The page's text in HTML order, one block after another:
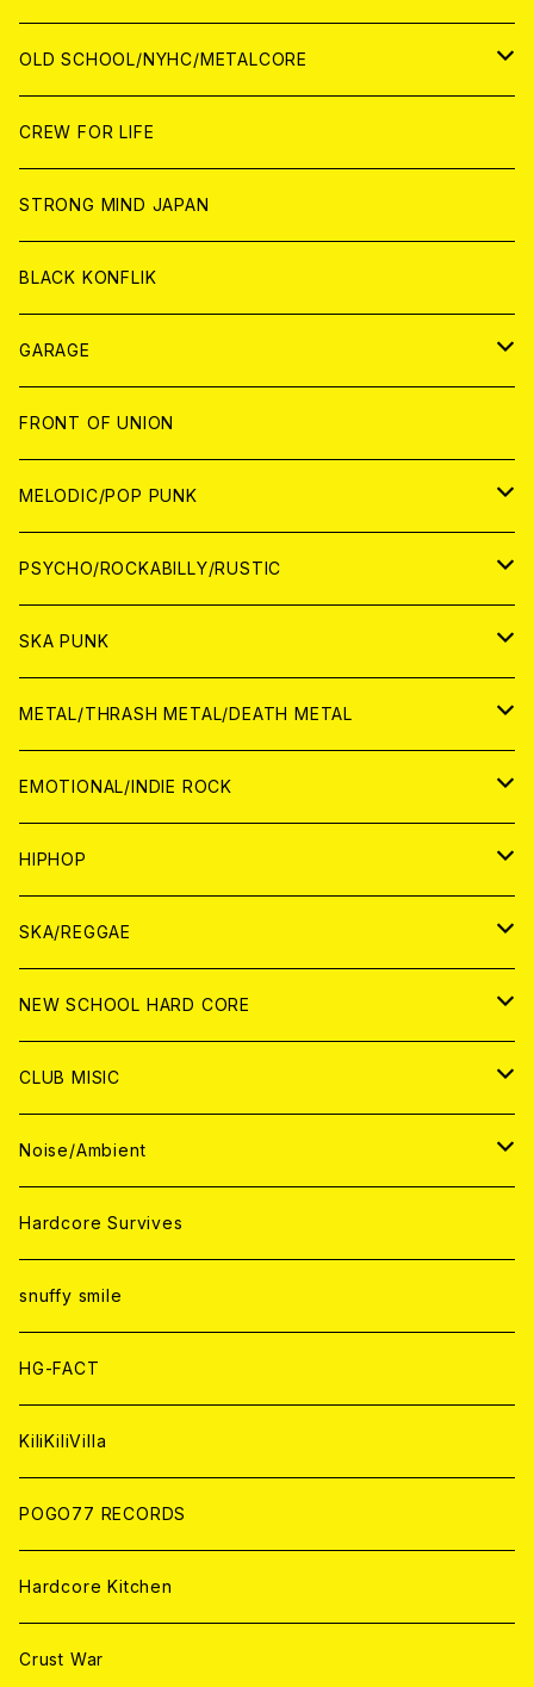
ANALOG
ANALOG
CD
ANALOG
CD
ANALOG
WORLD
CD
ANALOG
JAPAN
CD
ANALOG
WORLD
CD
ANALOG
OLD SCHOOL/NYHC/METALCORE
JAPAN
CD
ANALOG
WORLD
CD
ANALOG
CREW FOR LIFE
STRONG MIND JAPAN
BLACK KONFLIK
GARAGE
JAPAN
アナログ
CD
WORLD
アナログ
CD
FRONT OF UNION
MELODIC/POP PUNK
JAPAN
CD
ANALOG
WORLD
CD
ANALOG
PSYCHO/ROCKABILLY/RUSTIC
JAPAN
CD
ANALOG
WORLD
CD
ANALOG
SKA PUNK
JAPAN
CD
ANALOG
WORLD
CD
ANALOG
METAL/THRASH METAL/DEATH METAL
JAPAN
CD
ANALOG
WORLD
ANALOG
CD
EMOTIONAL/INDIE ROCK
JAPAN
CD
ANALOG
WORLD
CD
ANALOG
HIPHOP
JAPAN
CD
ANALOG
WORLD
CD
ANALOG
SKA/REGGAE
JAPAN
CD
ANALOG
WORLD
CD
ANALOG
NEW SCHOOL HARD CORE
JAPAN
CD
ANALOG
WORLD
CD
ANALOG
CLUB MISIC
JAPAN
CD
ANALOG
WORLD
CD
ANALOG
Noise/Ambient
JAPAN
CD
ANALOG
WORLD
CD
ANALOG
Hardcore Survives
snuffy smile
HG-FACT
KiliKiliVilla
POGO77 RECORDS
Hardcore Kitchen
Crust War